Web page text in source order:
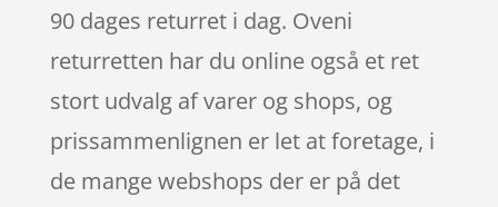
90 dages returret i dag. Oveni
returretten har du online også et ret
stort udvalg af varer og shops, og
prissammenlignen er let at foretage, i
de mange webshops der er på det